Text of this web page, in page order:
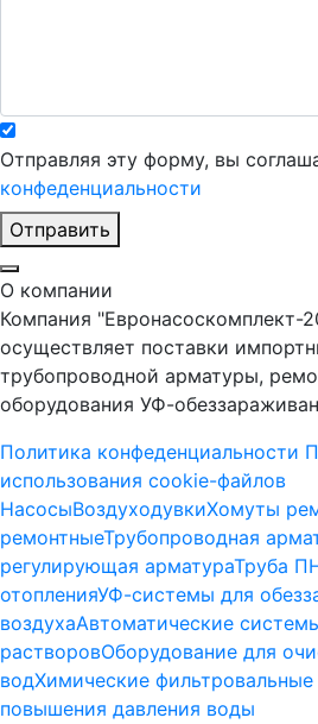
Отправляя эту форму, вы
конфеденциальности
Отправить
О компании
Компания "Евронасоскомплект-
осуществляет поставки
трубопроводной арматуры,
оборудования УФ-
Политика конфеденциальности
использования cookie-файлов
НасосыВоздуходувкиХомуты
ремонтныеТрубопроводная
регулирующая арматураТруба
отопленияУФ-системы для
воздухаАвтоматические
растворовОборудование для
водХимические фильтровальные
повышения давления воды